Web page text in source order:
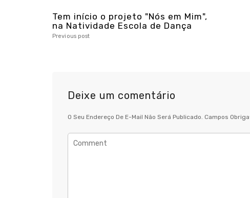
Tem início o projeto "Nós em Mim",
na Natividade Escola de Dança
Previous post
Deixe um comentário
O Seu Endereço De E-Mail Não Será Publicado. Campos